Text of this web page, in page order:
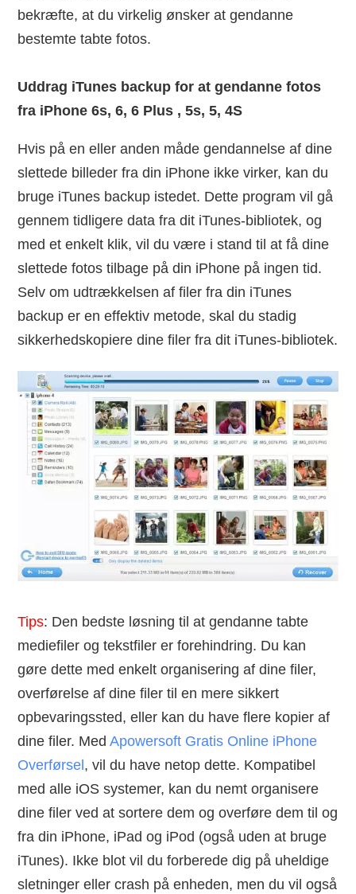
bekræfte, at du virkelig ønsker at gendanne
bestemte tabte fotos.
Uddrag iTunes backup for at gendanne fotos
fra iPhone 6s, 6, 6 Plus , 5s, 5, 4S
Hvis på en eller anden måde gendannelse af dine
slettede billeder fra din iPhone ikke virker, kan du
bruge iTunes backup istedet. Dette program vil gå
gennem tidligere data fra dit iTunes-bibliotek, og
med et enkelt klik, vil du være i stand til at få dine
slettede fotos tilbage på din iPhone på ingen tid.
Selv om udtrækkelsen af filer fra din iTunes
backup er en effektiv metode, skal du stadig
sikkerhedskopiere dine filer fra dit iTunes-bibliotek.
Tips: Den bedste løsning til at gendanne tabte
mediefiler og tekstfiler er forehindring. Du kan
gøre dette med enkelt organisering af dine filer,
overførelse af dine filer til en mere sikkert
opbevaringssted, eller kan du have flere kopier af
dine filer. MedApowersoft Gratis Online iPhone
Overførsel, vil du have netop dette. Kompatibel
med alle iOS systemer, kan du nemt organisere
dine filer ved at sortere dem og overføre dem til og
fra din iPhone, iPad og iPod (også uden at bruge
iTunes). Ikke blot vil du forberede dig på uheldige
sletninger eller crash på enheden, men du vil også